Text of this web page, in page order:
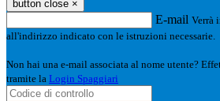
button close ×
E-mail Verrà
all'indirizzo indicato con le istruzioni necessarie.
Non hai una e-mail associata al nome utente?
tramite la Login Spaggiari